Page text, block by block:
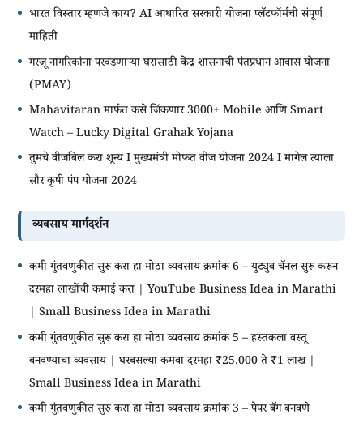
भारत विस्तार म्हणजे काय? AI आधारित सरकारी योजना प्लॅटफॉर्मची संपूर्ण
माहिती
गरजू नागरिकांना परवडणाऱ्या घरासाठी केंद्र शासनाची पंतप्रधान आवास योजना
(PMAY)
Mahavitaran मार्फत कसे जिंकणार 3000+ Mobile आणि Smart
Watch – Lucky Digital Grahak Yojana
तुमचे वीजबिल करा शून्य I मुख्यमंत्री मोफत वीज योजना 2024 I मागेल त्याला
सौर कृषी पंप योजना 2024
व्यवसाय मार्गदर्शन
कमी गुंतवणुकीत सुरू करा हा मोठा व्यवसाय क्रमांक 6 – युट्युब चॅनल सुरू करून
दरमहा लाखोंची कमाई करा | YouTube Business Idea in Marathi
| Small Business Idea in Marathi
कमी गुंतवणुकीत सुरू करा हा मोठा व्यवसाय क्रमांक 5 – हस्तकला वस्तू
बनवण्याचा व्यवसाय | घरबसल्या कमवा दरमहा ₹25,000 ते ₹1 लाख |
Small Business Idea in Marathi
कमी गुंतवणुकीत सुरु करा हा मोठा व्यवसाय क्रमांक 3 – पेपर बॅग बनवणे